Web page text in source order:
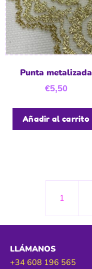
Punta metalizada
€5,50
Añadir al carrito
1
LLÁMANOS
+34 608 196 565